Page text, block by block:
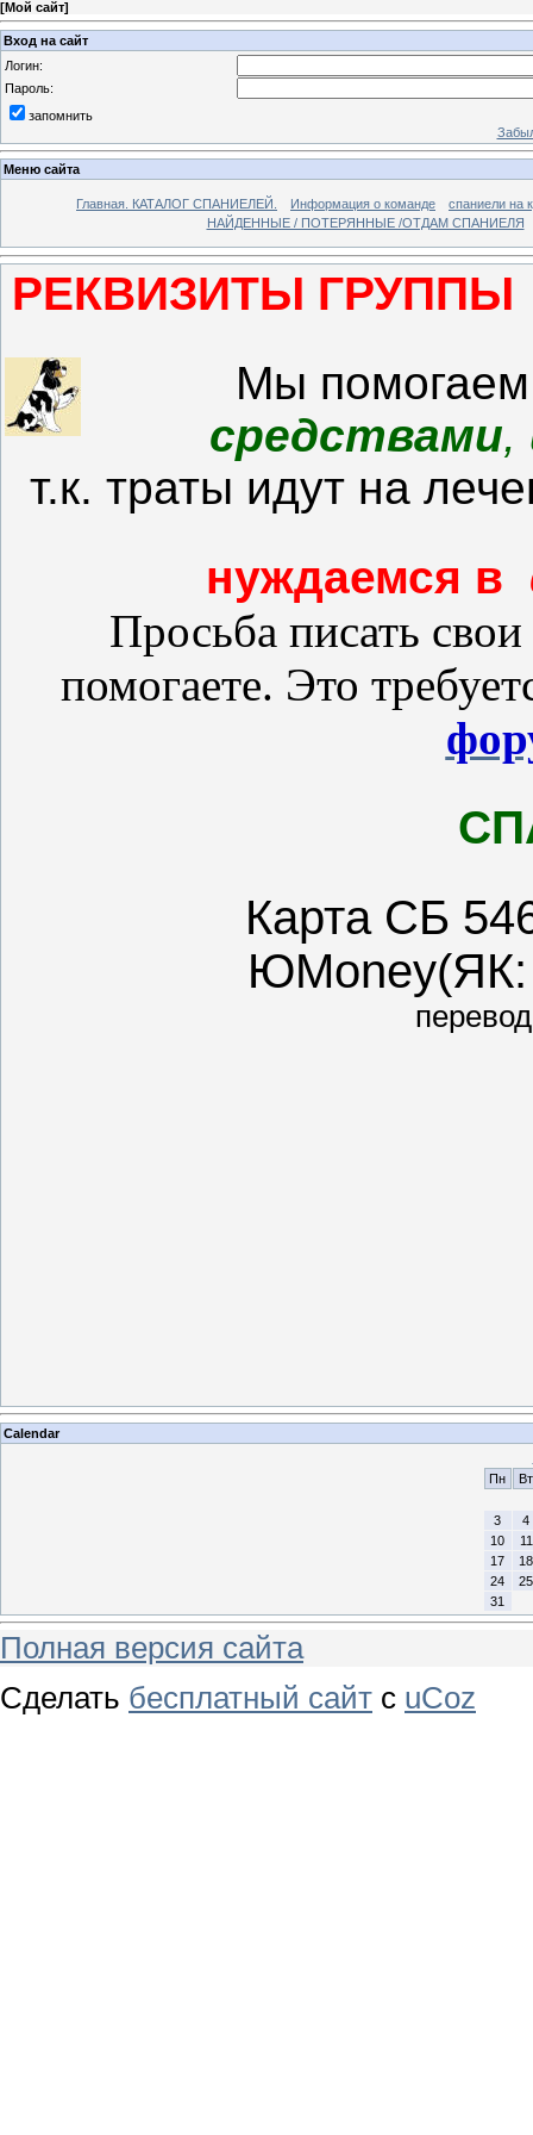
[Мой сайт]
Вход на сайт
Логин:
Пароль:
запомнить
Меню сайта
Главная. КАТАЛОГ СПАНИЕЛЕЙ. Информация о команде
спаниели на
НАЙДЕННЫЕ / ПОТЕРЯННЫЕ /ОТДАМ СПАНИЕЛЯ
РЕКВИЗИТЫ
Мы
средствами,
т.к. траты идут на
нуждаемся в
Просьба писать
помогаете. Это
Карта СБ
ЮMoney(ЯК:
Calendar
Пн
Вт
3
4
10
11
17
18
24
25
31
Полная версия сайта
Сделать бесплатный сайт с uCoz